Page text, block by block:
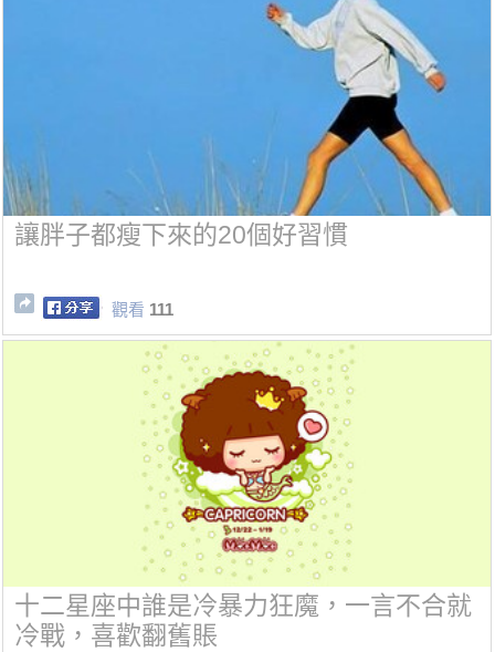
讓胖子都瘦下來的20個好習慣
觀看 111
十二星座中誰是冷暴力狂魔，一言不合就
冷戰，喜歡翻舊賬